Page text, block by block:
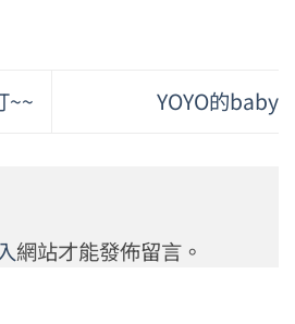
~~ YOYO的baby
網站才能發佈留言。